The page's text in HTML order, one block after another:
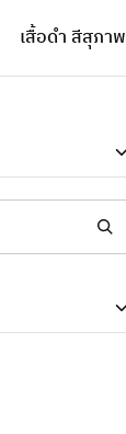
เสื้อดำ สีสุภาพ